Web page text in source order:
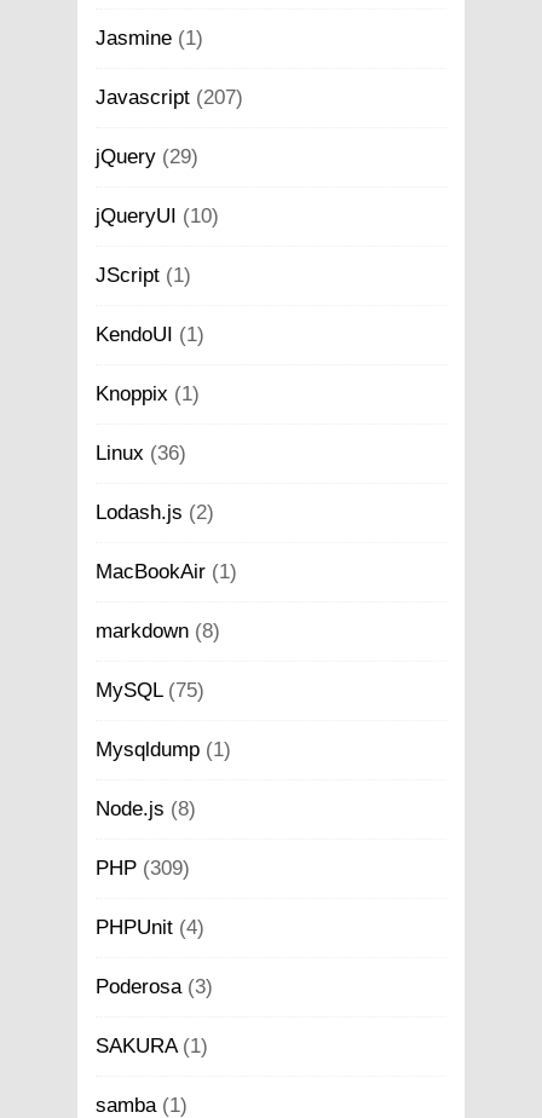
Jasmine (1)
Javascript (207)
jQuery (29)
jQueryUI (10)
JScript (1)
KendoUI (1)
Knoppix (1)
Linux (36)
Lodash.js (2)
MacBookAir (1)
markdown (8)
MySQL(75)
Mysqldump (1)
Node.js (8)
PHP (309)
PHPUnit (4)
Poderosa(3)
SAKURA(1)
samba(1)